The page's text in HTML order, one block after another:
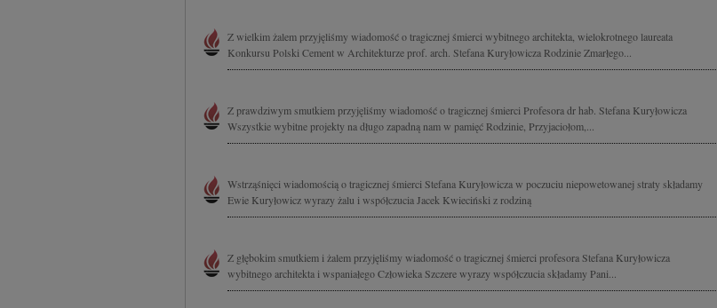
Z wielkim żalem przyjęliśmy wiadomość o tragicznej śmierci wybitnego architekta, wielokrotnego laureata
Konkursu Polski Cement w Architekturze prof. arch. Stefana Kuryłowicza Rodzinie Zmarłego...
Z prawdziwym smutkiem przyjęliśmy wiadomość o tragicznej śmierci Profesora dr hab. Stefana Kuryłowicza
Wszystkie wybitne projekty na długo zapadną nam w pamięć Rodzinie, Przyjaciołom,...
Wstrząśnięci wiadomością o tragicznej śmierci Stefana Kuryłowicza w poczuciu niepowetowanej straty składamy
Ewie Kuryłowicz wyrazy żalu i współczucia Jacek Kwieciński z rodziną
Z głębokim smutkiem i żalem przyjęliśmy wiadomość o tragicznej śmierci profesora Stefana Kuryłowicza
wybitnego architekta i wspaniałego Człowieka Szczere wyrazy współczucia składamy Pani...